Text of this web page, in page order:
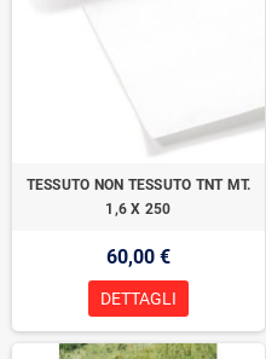
TESSUTO NON TESSUTO TNT MT.
1,6 X 250
60,00 €
DETTAGLI